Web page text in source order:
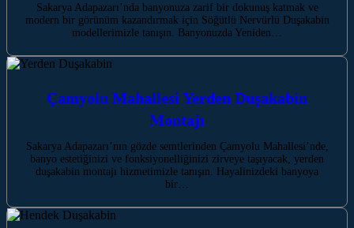
Sakarya Adapazarı’nda banyonuza zarif bir dokunuş katmak ve
modern bir görünüm kazandırmak için Söğütlü Nervürlü Duşakabin
modellerimizle tanışın. Banyonuzda Yeniden…
Çamyolu Mahallesi Yerden Duşakabin
Montajı
Sakarya Adapazarı’nın gözde semtlerinden Çamyolu Mahallesi’nde,
banyo estetiğinizi ve fonksiyonelliğinizi zirveye taşıyacak, yerden
duşakabin montajı hizmetimizle tanışın. Hayalinizdeki banyoya
bir…